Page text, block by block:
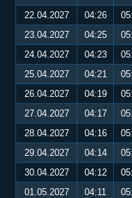
22.04.2027
04:26
23.04.2027
04:25
24.04.2027
04:23
25.04.2027
04:21
26.04.2027
04:19
27.04.2027
04:17
28.04.2027
04:16
29.04.2027
04:14
30.04.2027
04:12
01.05.2027
04:11